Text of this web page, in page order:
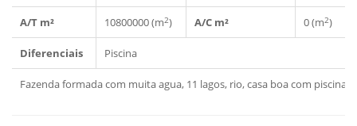
A/T m² 10800000 (m2) A/C m² 0 (m2)
Diferenciais Piscina
Fazenda formada com muita agua, 11 lagos, rio, casa boa com piscina